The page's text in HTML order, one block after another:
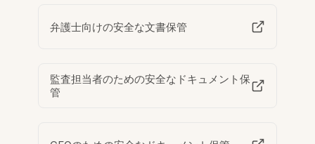
弁護士向けの安全な文書保管
監査担当者のための安全なドキュメント保
管